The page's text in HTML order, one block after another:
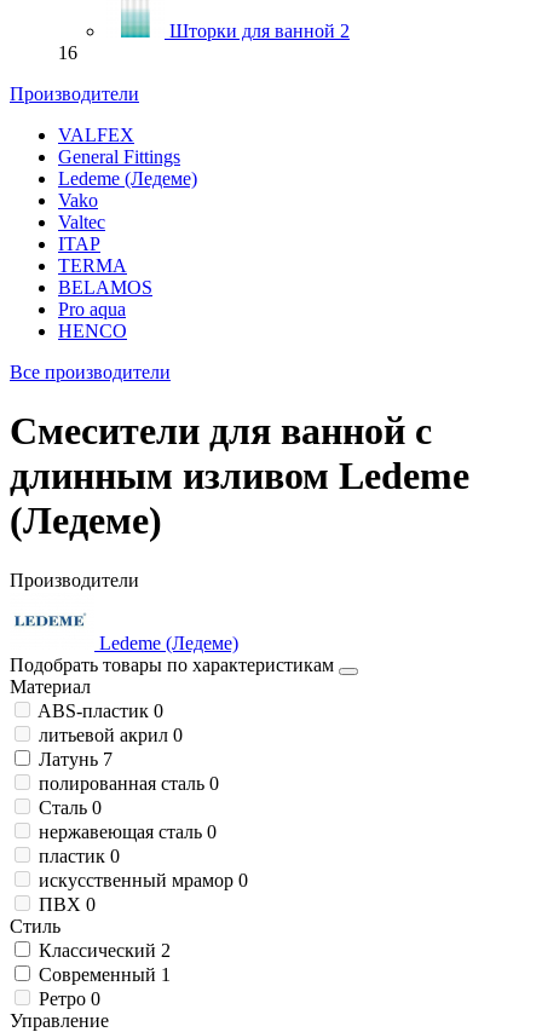
Шторки для ванной 2
16
Производители
VALFEX
General Fittings
Ledeme (Ледеме)
Vako
Valtec
ITAP
TERMA
BELAMOS
Pro aqua
HENCO
Все производители
Смесители для ванной с
длинным изливом Ledeme
(Ледеме)
Производители
Ledeme (Ледеме)
Подобрать товары по характеристикам
Материал
ABS-пластик 0
литьевой акрил 0
Латунь 7
полированная сталь 0
Сталь 0
нержавеющая сталь 0
пластик 0
искусственный мрамор 0
ПВХ 0
Стиль
Классический 2
Современный 1
Ретро 0
Управление